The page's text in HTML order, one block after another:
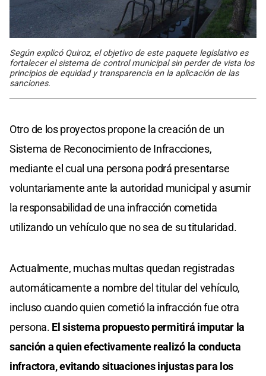
Según explicó Quiroz, el objetivo de este paquete legislativo es
fortalecer el sistema de control municipal sin perder de vista los
principios de equidad y transparencia en la aplicación de las
sanciones.
Otro de los proyectos propone la creación de un
Sistema de Reconocimiento de Infracciones,
mediante el cual una persona podrá presentarse
voluntariamente ante la autoridad municipal y asumir
la responsabilidad de una infracción cometida
utilizando un vehículo que no sea de su titularidad.
Actualmente, muchas multas quedan registradas
automáticamente a nombre del titular del vehículo,
incluso cuando quien cometió la infracción fue otra
persona. El sistema propuesto permitirá imputar la
sanción a quien efectivamente realizó la conducta
infractora, evitando situaciones injustas para los